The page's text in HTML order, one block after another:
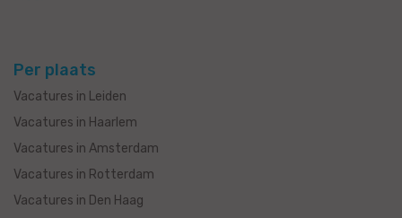
Per plaats
Vacatures in Leiden
Vacatures in Haarlem
Vacatures in Amsterdam
Vacatures in Rotterdam
Vacatures in Den Haag